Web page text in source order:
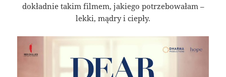
dokładnie takim filmem, jakiego potrzebowałam –
lekki, mądry i ciepły.